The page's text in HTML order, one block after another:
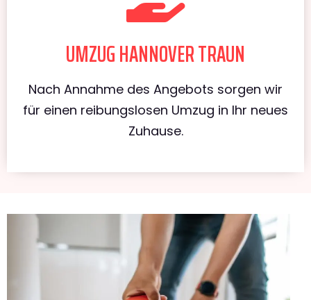
UMZUG HANNOVER TRAUN
Nach Annahme des Angebots sorgen wir
für einen reibungslosen Umzug in Ihr neues
Zuhause.